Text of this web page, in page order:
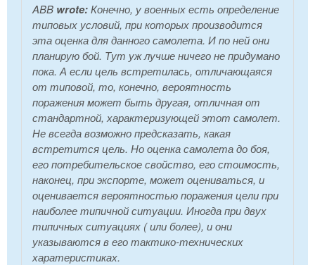
ABB wrote:Конечно, у военных есть определение
типовых условий, при которых производится
эта оценка для данного самолета. И по ней они
планирую бой. Тут уж лучше ничего не придумано
пока. А если цель встретилась, отличающаяся
от типовой, то, конечно, вероятность
поражения может быть другая, отличная от
стандартной, характеризующей этот самолет.
Не всегда возможно предсказать, какая
встретится цель. Но оценка самолета до боя,
его потребительское свойство, его стоимость,
наконец, при экспорте, может оцениваться, и
оценивается вероятностью поражения цели при
наиболее типичной ситуации. Иногда при двух
типичных ситуациях ( или более), и они
указываются в его тактико-технических
харатеристиках.